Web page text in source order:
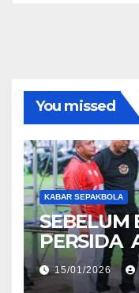
You missed
KABAR SEPAKBOLA
SEBELUM
PERSIDA
SIDOARJO
15/01/2026